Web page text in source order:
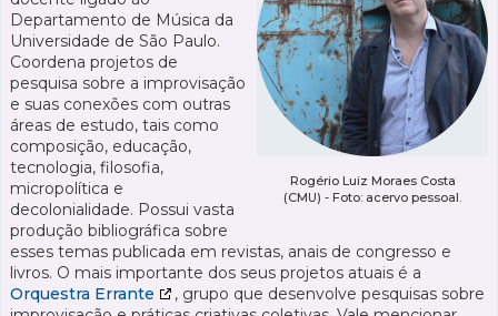
Rogério Luiz Moraes Costa
(CMU) - Foto: acervo pessoal.
Departamento de Música da
Universidade de São Paulo.
Coordena projetos de
pesquisa sobre a improvisação
e suas conexões com outras
áreas de estudo, tais como
composição, educação,
tecnologia, filosofia,
micropolítica e
decolonialidade. Possui vasta
produção bibliográfica sobre
esses temas publicada em revistas, anais de congresso e
livros. O mais importante dos seus projetos atuais é a
Orquestra Errante
, grupo que desenvolve pesquisas sobre